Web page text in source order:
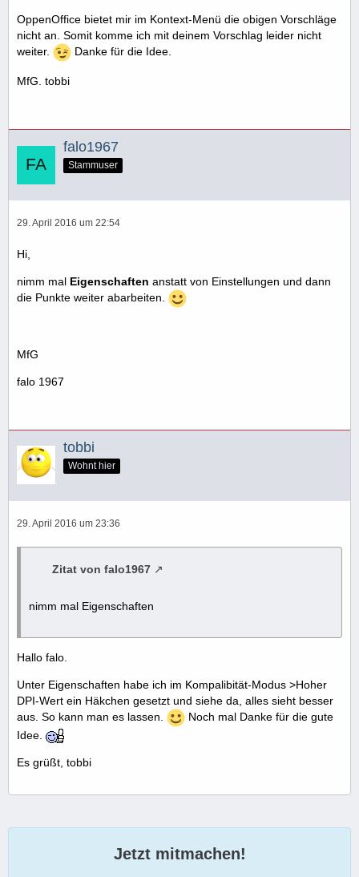
OppenOffice bietet mir im Kontext-Menü die obigen Vorschläge
nicht an. Somit komme ich mit deinem Vorschlag leider nicht
weiter.
Danke für die Idee.
MfG. tobbi
falo1967
Stammuser
29. April 2016 um 22:54
Hi,
nimm mal Eigenschaften anstatt von Einstellungen und dann
die Punkte weiter abarbeiten.
MfG
falo 1967
tobbi
Wohnt hier
29. April 2016 um 23:36
Zitat von falo1967
nimm mal Eigenschaften
Hallo falo.
Unter Eigenschaften habe ich im Kompalibität-Modus >Hoher
DPI-Wert ein Häkchen gesetzt und siehe da, alles sieht besser
aus. So kann man es lassen.
Noch mal Danke für die gute
Idee.
Es grüßt, tobbi
Jetzt mitmachen!